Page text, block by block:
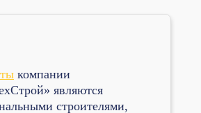
компании
являются
строителями,